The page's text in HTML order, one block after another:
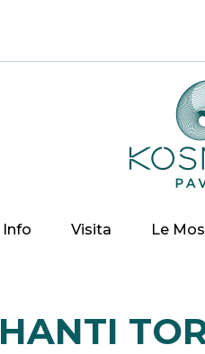
Info Visita Le